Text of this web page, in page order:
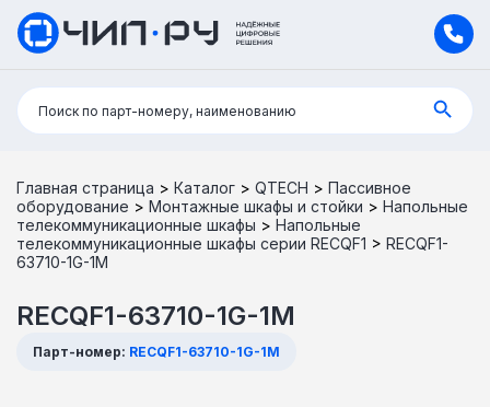
Поиск:
Поиск по парт-номеру, наименованию
Главная страница > Каталог > QTECH > Пассивное
оборудование > Монтажные шкафы и стойки > Напольные
телекоммуникационные шкафы > Напольные
телекоммуникационные шкафы серии RECQF1 > RECQF1-
63710-1G-1M
RECQF1-63710-1G-1M
Парт-номер: RECQF1-63710-1G-1M